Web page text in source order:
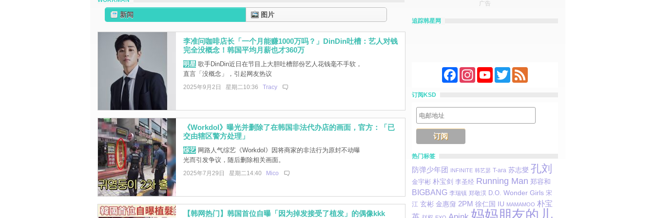
新闻 图片
李准问咖啡店长「一个月能赚1000万吗？」DinDin吐槽：艺人对钱
完全没概念！韩国平均月薪也才360万
明星歌手DinDin近日在节目上大胆吐槽部份艺人花钱毫不手软，
直言「没概念」，引起网友热议
2025年9月2日 星期二10:36 Tracy
《Workdol》曝光并删除了在韩国非法代办店的画面，官方：「已
交由辖区警方处理」
综艺网路人气综艺《Workdol》因将商家的非法行为原封不动曝
光而引发争议，随后删除相关画面。
2025年7月29日 星期二14:40 Mico
【韩网热门】韩国首位自曝「因为掉发接受了植发」的偶像kkk
广告
追踪韩星网
FacebookInstagramYouTubeTwitterFeed
订阅KSD
热门标签
防弹少年团 INFINITE 韩艺瑟 T-ara 苏志燮 孔刘
金宇彬 朴宝剑 李圣经 Running Man 郑容和
BIGBANG 李瑞镇 郑敬淏 D.O. Wonder Girls 宋
江 玄彬 金惠奫 2PM 徐仁国 IU MAMAMOO 朴宝
妈妈朋友的儿